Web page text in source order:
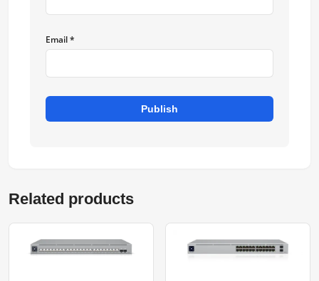
Email *
Publish
Related products